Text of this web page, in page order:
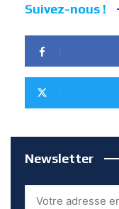
Suivez-nous !
Newsletter